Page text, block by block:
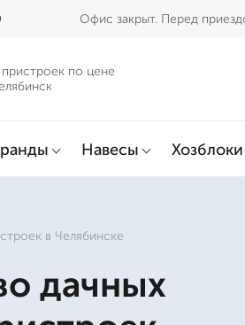
Офис закрыт. Перед
по цене
Навесы Хозблоки
в Челябинске
дачных